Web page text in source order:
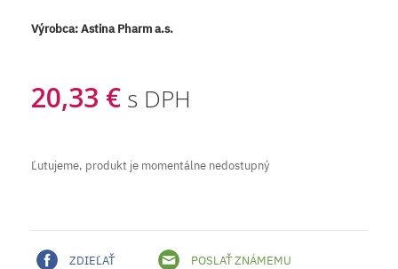
Výrobca:Astina Pharm a.s.
20,33 € s DPH
Ľutujeme, produkt je momentálne nedostupný
ZDIEĽAŤ POSLAŤ ZNÁMEMU